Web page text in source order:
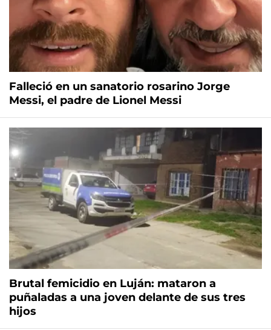
Falleció en un sanatorio rosarino Jorge
Messi, el padre de Lionel Messi
Brutal femicidio en Luján: mataron a
puñaladas a una joven delante de sus tres
hijos